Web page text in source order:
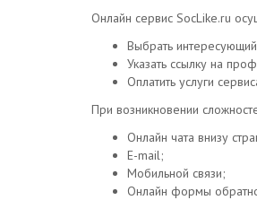
Онлайн сервис SocLike.ru
Выбрать
Указать ссылку на
Оплатить услуги
При возникновении
Онлайн чата внизу
E-mail;
Мобильной связи;
Онлайн формы